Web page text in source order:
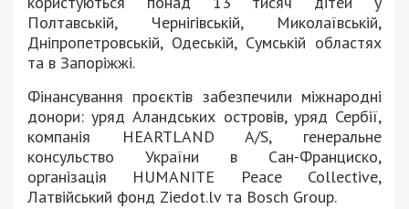
Полтавській, Чернігівській, Миколаївській,
Дніпропетровській, Одеській, Сумській областях
та в Запоріжжі.
Фінансування проєктів забезпечили міжнародні
донори: уряд Аландських островів, уряд Сербії,
компанія HEARTLAND A/S, генеральне
консульство України в Сан-Франциско,
організація HUMANITE Peace Collective,
Латвійський фонд Ziedot.lv та Bosch Group.